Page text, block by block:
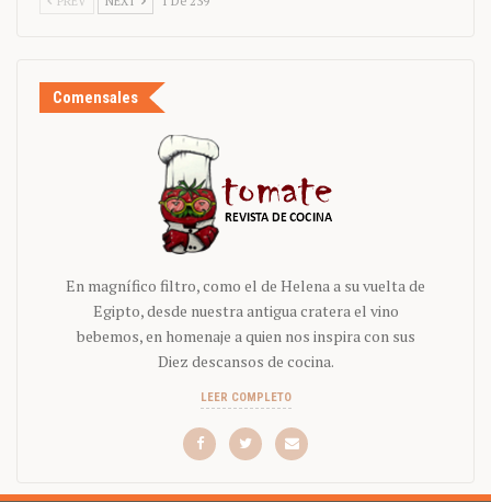
Comensales
En magnífico filtro, como el de Helena a su vuelta de
Egipto, desde nuestra antigua cratera el vino
bebemos, en homenaje a quien nos inspira con sus
Diez descansos de cocina.
LEER COMPLETO